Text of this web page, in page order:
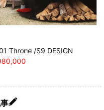
Throne /S9 DESIGN